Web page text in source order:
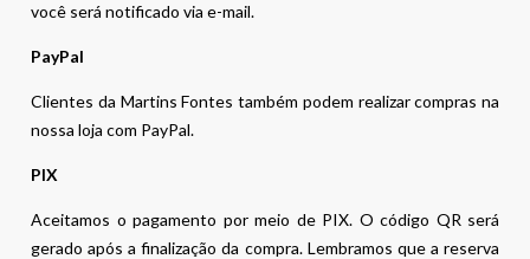
você será notificado via e-mail.
PayPal
Clientes da Martins Fontes também podem realizar compras na
nossa loja com PayPal.
PIX
Aceitamos o pagamento por meio de PIX. O código QR será
gerado após a finalização da compra. Lembramos que a reserva